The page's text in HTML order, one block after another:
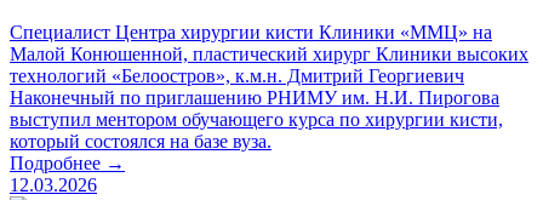
Специалист Центра хирургии кисти Клиники «ММЦ» на
Малой Конюшенной, пластический хирург Клиники высоких
технологий «Белоостров», к.м.н. Дмитрий Георгиевич
Наконечный по приглашению РНИМУ им. Н.И. Пирогова
выступил ментором обучающего курса по хирургии кисти,
который состоялся на базе вуза.
Подробнее →
12.03.2026